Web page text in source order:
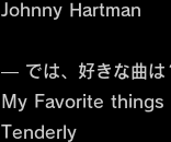
Johnny Hartman
― では、好きな曲は
My Favorite things
Tenderly